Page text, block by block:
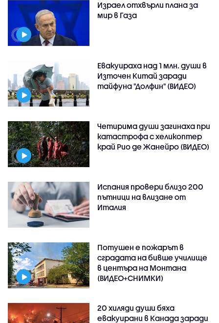
Израел отхвърли плана за
мир в Газа
Евакуираха над 1 млн. души в
Източен Китай заради
тайфуна "Долфин" (ВИДЕО)
Четирима души загинаха при
катастрофа с хеликоптер
край Рио де Жанейро (ВИДЕО)
Испания провери близо 200
пътници на влизане от
Италия
Потушен е пожарът в
сградата на бивше училище
в центъра на Монтана
(ВИДЕО+СНИМКИ)
20 хиляди души бяха
евакуирани в Канада заради